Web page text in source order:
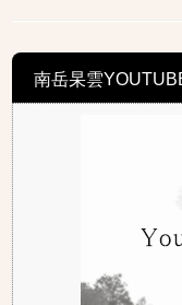
南岳杲雲